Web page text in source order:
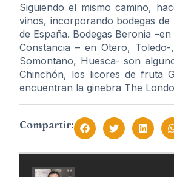
Siguiendo el mismo camino,
vinos, incorporando bodegas
de España. Bodegas Beronia
Constancia – en Otero,
Somontano, Huesca- son
Chinchón, los licores de fruta
encuentran la ginebra The
Compartir: